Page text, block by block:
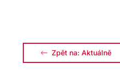
Zpět na: Aktuálně